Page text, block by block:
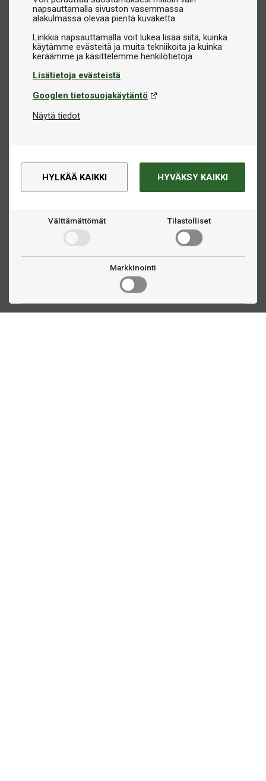
napsauttamalla sivuston vasemmassa
alakulmassa olevaa pientä kuvaketta.
Linkkiä napsauttamalla voit lukea lisää siitä, kuinka
käytämme evästeitä ja muita tekniikoita ja kuinka
Lisätietoja evästeistä
Googlen tietosuojakäytäntö
Näytä tiedot
HYLKÄÄ KAIKKI HYVÄKSY KAIKKI
Välttämättömät Tilastolliset
Markkinointi